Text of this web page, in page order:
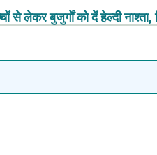
बुजुर्गों को दें हेल्दी नाश्ता,